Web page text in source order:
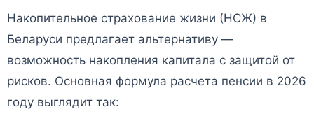
Накопительное страхование жизни (НСЖ) в
Беларуси предлагает альтернативу —
возможность накопления капитала с защитой от
рисков. Основная формула расчета пенсии в 2026
году выглядит так: